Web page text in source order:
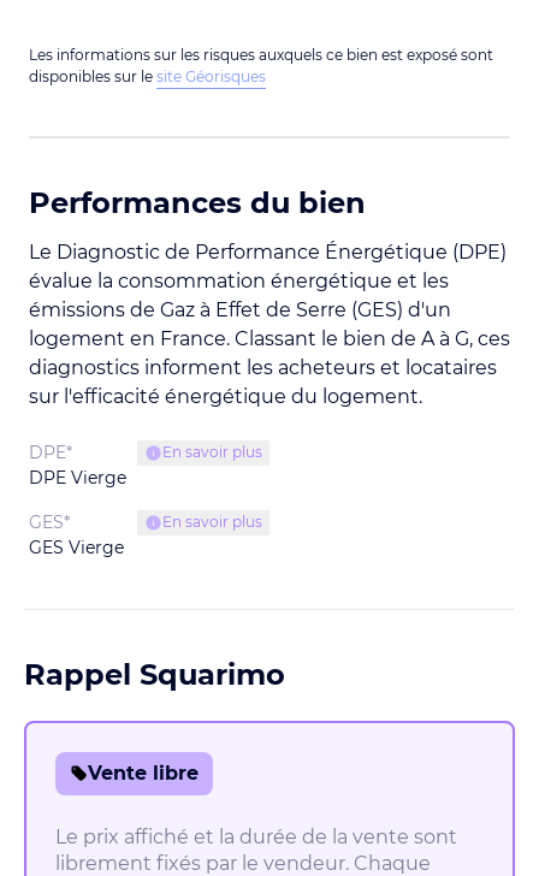
Les informations sur les risques auxquels ce bien est exposé sont
disponibles sur le site Géorisques
Performances du bien
Le Diagnostic de Performance Énergétique (DPE)
évalue la consommation énergétique et les
émissions de Gaz à Effet de Serre (GES) d'un
logement en France. Classant le bien de A à G, ces
diagnostics informent les acheteurs et locataires
sur l'efficacité énergétique du logement.
DPE* En savoir plus
DPE Vierge
GES* En savoir plus
GES Vierge
Rappel Squarimo
Vente libre
Le prix affiché et la durée de la vente sont
librement fixés par le vendeur. Chaque